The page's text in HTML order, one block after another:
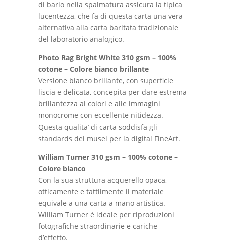
di bario nella spalmatura assicura la tipica
lucentezza, che fa di questa carta una vera
alternativa alla carta baritata tradizionale
del laboratorio analogico.
Photo Rag Bright White 310 gsm – 100%
cotone – Colore bianco brillante
Versione bianco brillante, con superficie
liscia e delicata, concepita per dare estrema
brillantezza ai colori e alle immagini
monocrome con eccellente nitidezza.
Questa qualita’ di carta soddisfa gli
standards dei musei per la digital FineArt.
William Turner 310 gsm – 100% cotone –
Colore bianco
Con la sua struttura acquerello opaca,
otticamente e tattilmente il materiale
equivale a una carta a mano artistica.
William Turner è ideale per riproduzioni
fotografiche straordinarie e cariche
d’effetto.